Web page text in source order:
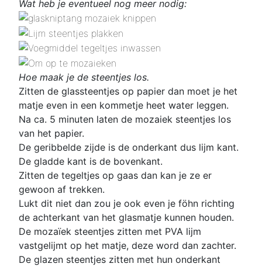
Wat heb je eventueel nog meer nodig:
Hoe maak je de steentjes los.
Zitten de glassteentjes op papier dan moet je het
matje even in een kommetje heet water leggen.
Na ca. 5 minuten laten de mozaiek steentjes los
van het papier.
De geribbelde zijde is de onderkant dus lijm kant.
De gladde kant is de bovenkant.
Zitten de tegeltjes op gaas dan kan je ze er
gewoon af trekken.
Lukt dit niet dan zou je ook even je föhn richting
de achterkant van het glasmatje kunnen houden.
De mozaïek steentjes zitten met PVA lijm
vastgelijmt op het matje, deze word dan zachter.
De glazen steentjes zitten met hun onderkant